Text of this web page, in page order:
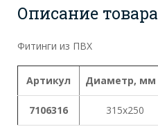
Описание товара
Фитинги из ПВХ
Артикул Диаметр, мм
7106316 315x250